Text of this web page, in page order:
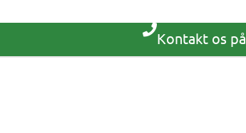
Kontakt os på